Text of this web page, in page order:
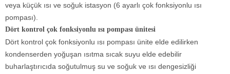
veya küçük ısı ve soğuk istasyon (6 ayarlı çok fonksiyonlu ısı
pompası).
Dört kontrol çok fonksiyonlu ısı pompası ünitesi
Dört kontrol çok fonksiyonlu ısı pompası ünite elde edilirken
kondenserden yoğuşan ısıtma sıcak suyu elde edebilir
buharlaştırıcıda soğutulmuş su ve soğuk ve ısı dengesizliği